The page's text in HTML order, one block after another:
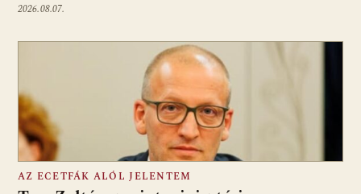
2026.08.07.
AZ ECETFÁK ALÓL JELENTEM